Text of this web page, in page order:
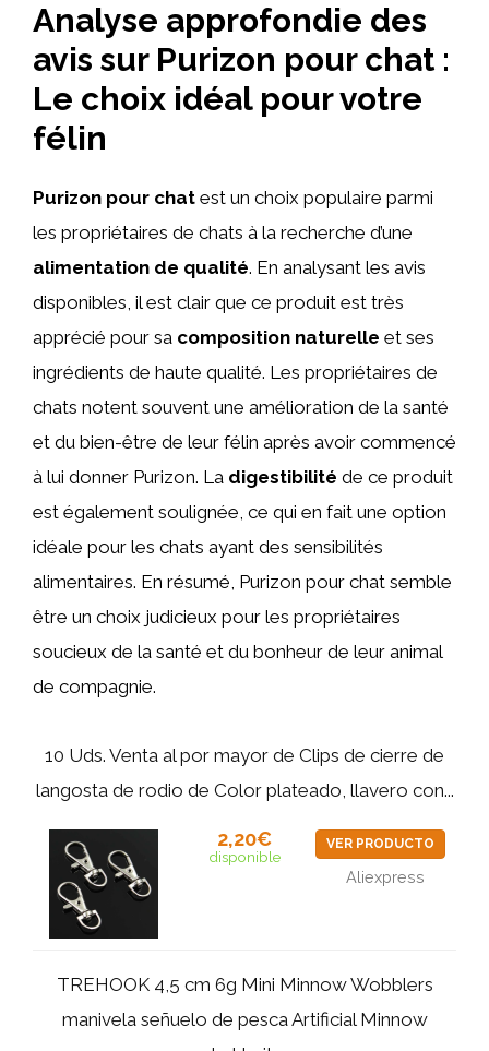
Analyse approfondie des
avis sur Purizon pour chat :
Le choix idéal pour votre
félin
Purizon pour chat est un choix populaire parmi
les propriétaires de chats à la recherche d’une
alimentation de qualité. En analysant les avis
disponibles, il est clair que ce produit est très
apprécié pour sa composition naturelle et ses
ingrédients de haute qualité. Les propriétaires de
chats notent souvent une amélioration de la santé
et du bien-être de leur félin après avoir commencé
à lui donner Purizon. La digestibilité de ce produit
est également soulignée, ce qui en fait une option
idéale pour les chats ayant des sensibilités
alimentaires. En résumé, Purizon pour chat semble
être un choix judicieux pour les propriétaires
soucieux de la santé et du bonheur de leur animal
de compagnie.
10 Uds. Venta al por mayor de Clips de cierre de
langosta de rodio de Color plateado, llavero con...
2,20€
disponible
VER PRODUCTO
Aliexpress
TREHOOK 4,5 cm 6g Mini Minnow Wobblers
manivela señuelo de pesca Artificial Minnow